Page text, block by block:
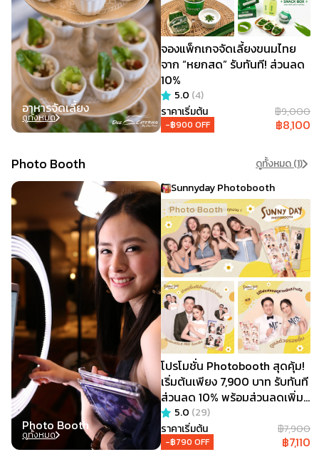
อาหารจัดเลี้ยง
ดูทั้งหมด
จองแพ็กเกจจัดเลี้ยงขนมไทย
จาก “หยกสด” รับทันที! ส่วนลด
10%
5.0 (4)
ราคาเริ่มต้น
฿9,000
-฿900 OFF ฿8,100
Photo Booth ดูทั้งหมด (1)
Photo Booth
ดูทั้งหมด
Sunnyday Photobooth
Photo Booth
โปรโมชั่น Photobooth สุดคุ้ม!
เริ่มต้นเพียง 7,900 บาท รับทันที
ส่วนลด 10% พร้อมส่วนลดเพิ่ม
สูงสุด 1,000 บาท @ SunnyDay
Photobooth
5.0 (29)
ราคาเริ่มต้น
฿7,900
-฿790 OFF ฿7,110